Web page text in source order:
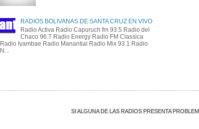
RADIOS BOLIVANAS DE SANTA CRUZ EN VIVO
Radio Activa Radio Capuruch fm 93.5 Radio del
Chaco 96.7 Radio Energy Radio FM Classica
Radio Iyambae Radio Manantial Radio Mix 93.1 Radio
N...
SI ALGUNA DE LAS RADIOS PRESENTA